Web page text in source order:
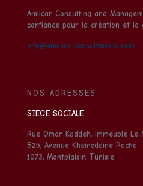
Amilcar Consulting and
confiance pour la création et la
info@amilcar-consultingma.com
NOS ADRESSES
SIEGE SOCIALE
Rue Omar Kaddeh, immeuble
B25, Avenue Kheireddine Pacha
1073, Montplaisir, Tunisie